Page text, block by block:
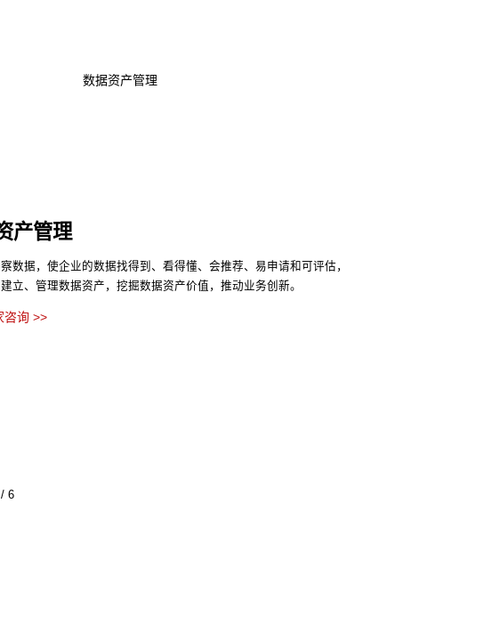
数据资产管理
/ 6
产管理
数据，使企业的数据找得到、看得懂、会推荐、易申请和可评估，
立、管理数据资产，挖掘数据资产价值，推动业务创新。
咨询 >>